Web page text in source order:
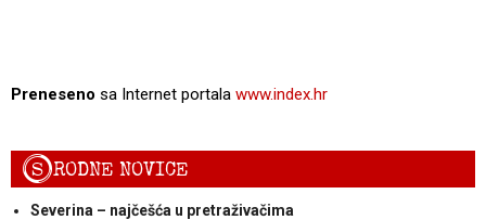
Preneseno sa Internet portala www.index.hr
SRODNE NOVICE
Severina – najčešća u pretraživačima